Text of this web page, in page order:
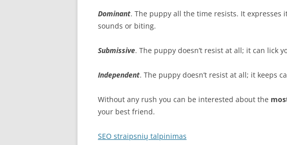
Dominant. The puppy all the time resists. It
sounds or biting.
Submissive. The puppy doesn’t resist at all; it can lick
Independent. The puppy doesn’t resist at all; it keeps
Without any rush you can be interested about the
your best friend.
SEO straipsnių talpinimas